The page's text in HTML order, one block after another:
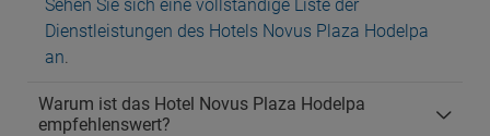
Sehen Sie sich eine vollständige Liste der
Dienstleistungen des Hotels Novus Plaza Hodelpa
an.
Warum ist das Hotel Novus Plaza Hodelpa
empfehlenswert?